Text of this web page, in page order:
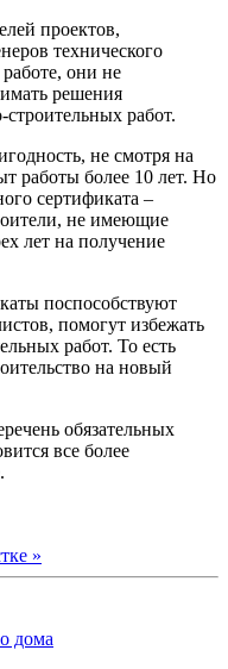
проектов,
технического
они не
решения
строительных работ.
не смотря на
работы более 10 лет. Но
сертификата –
не имеющие
лет на получение
поспособствуют
помогут избежать
работ. То есть
на новый
обязательных
все более
»
дома